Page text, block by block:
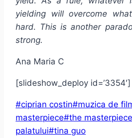
yielding will overcome
hard. This is another
strong.
Ana Maria C
[slideshow_deploy id=’3354′]
Post
Tags:
#ciprian costin#muzica de
masterpiece#the
palatului#tina guo